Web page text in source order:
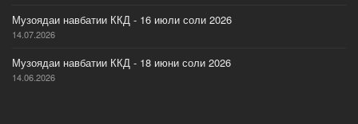
Музоядаи навбатии ККД - 16 июли соли 2026
14.07.2026
Музоядаи навбатии ККД - 18 июни соли 2026
14.06.2026